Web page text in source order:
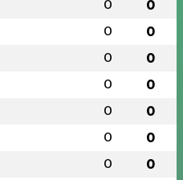
0 0
0 0
0 0
0 0
0 0
0 0
0 0